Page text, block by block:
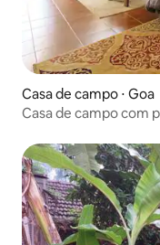
Casa de campo ⋅ Goa
Casa de campo com